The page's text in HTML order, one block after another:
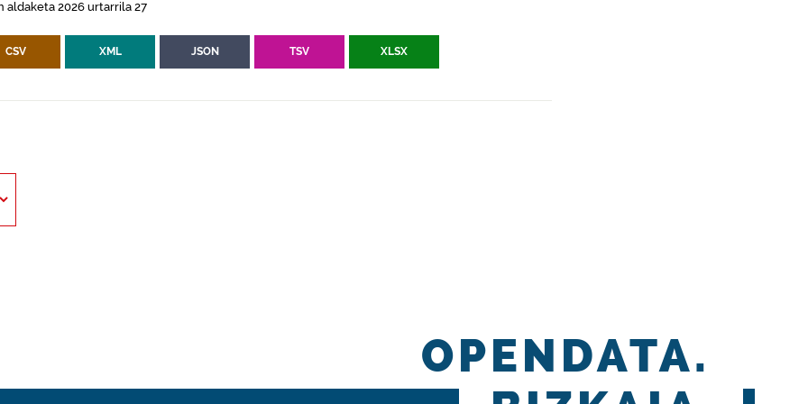
aldaketa 2026 urtarrila 27
CSV XML JSON TSV XLSX
OPENDATA.